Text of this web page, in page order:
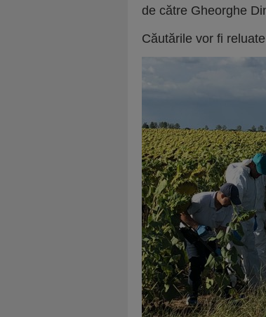
de către Gheorghe
Căutările vor fi